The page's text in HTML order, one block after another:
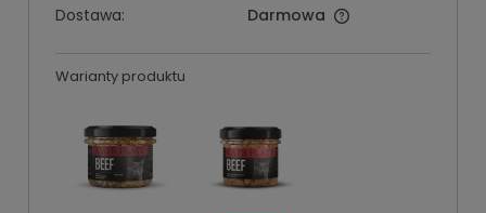
Dostawa:
Darmowa
Warianty produktu